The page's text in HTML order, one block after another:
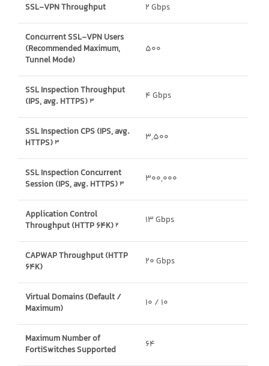
SSL-VPN Throughput 2 Gbps
Concurrent SSL-VPN Users
(Recommended Maximum,
Tunnel Mode)
500
SSL Inspection Throughput
(IPS, avg. HTTPS)3 4 Gbps
SSL Inspection CPS (IPS, avg.
HTTPS)3 3,500
SSL Inspection Concurrent
Session (IPS, avg. HTTPS)3 300,000
Application Control
Throughput (HTTP 64K)2 13 Gbps
CAPWAP Throughput (HTTP
64K)
20 Gbps
Virtual Domains (Default /
Maximum)
10 / 10
Maximum Number of
FortiSwitches Supported
64